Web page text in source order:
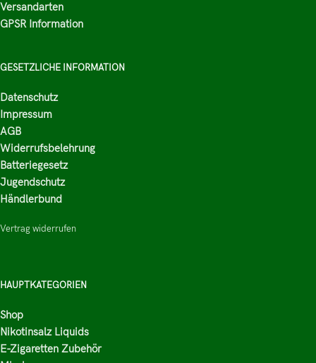
Versandarten
GPSR Information
GESETZLICHE INFORMATION
Datenschutz
Impressum
AGB
Widerrufsbelehrung
Batteriegesetz
Jugendschutz
Händlerbund
Vertrag widerrufen
HAUPTKATEGORIEN
Shop
Nikotinsalz Liquids
E-Zigaretten Zubehör